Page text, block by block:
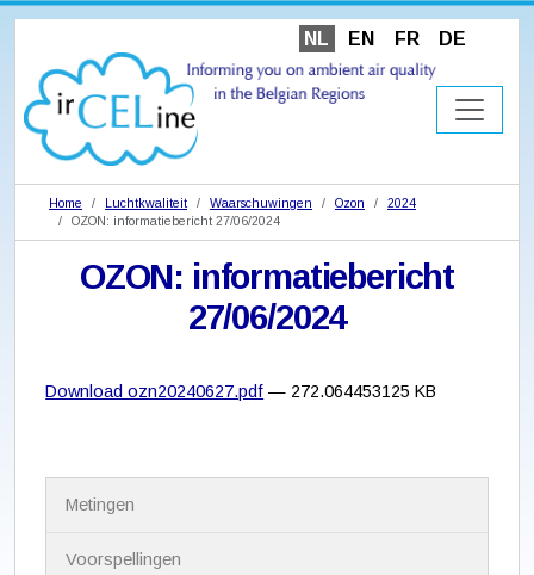
NL EN FR DE
Home Luchtkwaliteit Waarschuwingen Ozon
2024
OZON: informatiebericht 27/06/2024
OZON: informatiebericht
27/06/2024
Download ozn20240627.pdf — 272.064453125 KB
Metingen
Voorspellingen